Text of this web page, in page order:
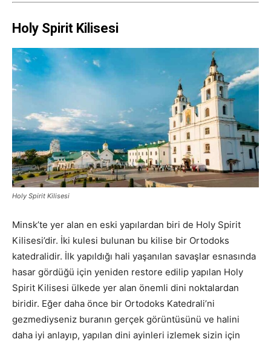
Holy Spirit Kilisesi
Holy Spirit Kilisesi
Minsk’te yer alan en eski yapılardan biri de Holy Spirit
Kilisesi’dir. İki kulesi bulunan bu kilise bir Ortodoks
katedralidir. İlk yapıldığı hali yaşanılan savaşlar esnasında
hasar gördüğü için yeniden restore edilip yapılan Holy
Spirit Kilisesi ülkede yer alan önemli dini noktalardan
biridir. Eğer daha önce bir Ortodoks Katedrali’ni
gezmediyseniz buranın gerçek görüntüsünü ve halini
daha iyi anlayıp, yapılan dini ayinleri izlemek sizin için